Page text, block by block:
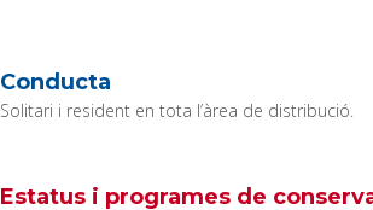
Conducta
Solitari i resident en tota l’àrea de distribució.
Estatus i programes de